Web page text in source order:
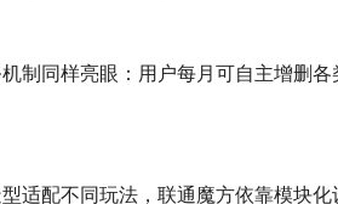
制同样亮眼：用户每月可自主增删
适配不同玩法，联通魔方依靠模块